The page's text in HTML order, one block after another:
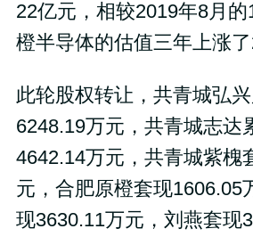
22亿元，相较2019年8月
橙半导体的估值三年上涨了
此轮股权转让，共青城弘
6248.19万元，共青城志达
4642.14万元，共青城紫槐
元，合肥原橙套现1606.05
现3630.11万元，刘燕套现